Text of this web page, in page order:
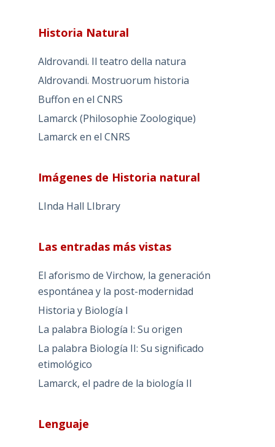
Historia Natural
Aldrovandi. Il teatro della natura
Aldrovandi. Mostruorum historia
Buffon en el CNRS
Lamarck (Philosophie Zoologique)
Lamarck en el CNRS
Imágenes de Historia natural
LInda Hall LIbrary
Las entradas más vistas
El aforismo de Virchow, la generación
espontánea y la post-modernidad
Historia y Biología I
La palabra Biología I: Su origen
La palabra Biología II: Su significado
etimológico
Lamarck, el padre de la biología II
Lenguaje